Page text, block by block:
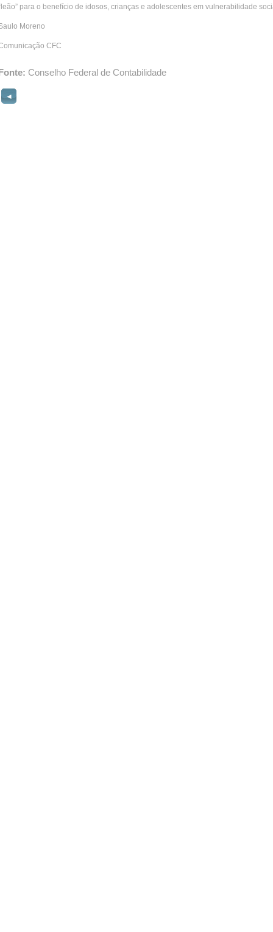
para o benefício de idosos, crianças e adolescentes em vulnerabilidade
Moreno
CFC
Conselho Federal de Contabilidade
◄